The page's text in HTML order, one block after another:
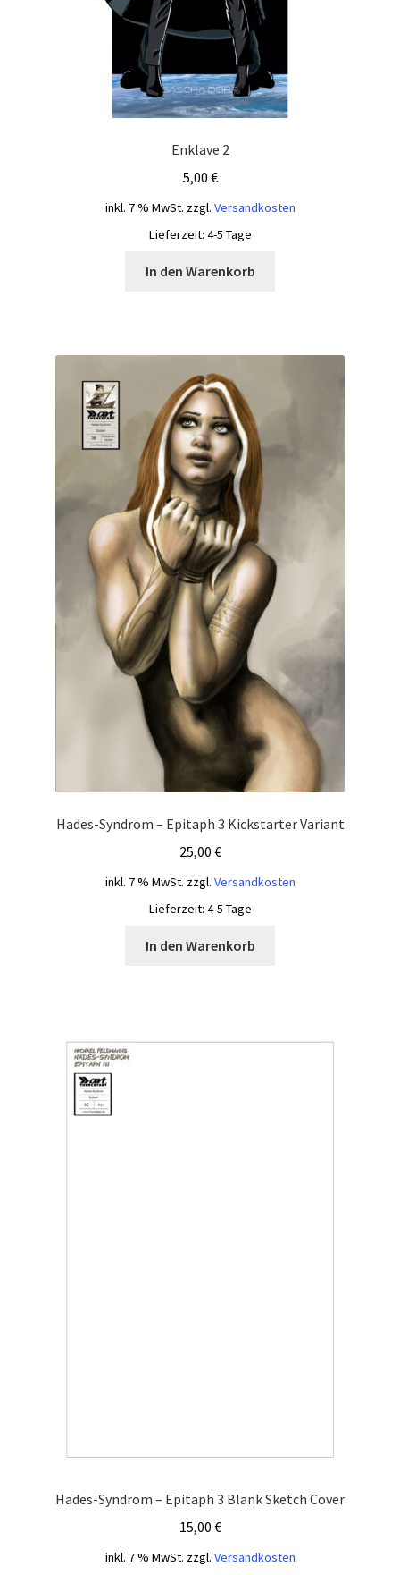
Enklave 2
5,00 €
inkl. 7 % MwSt. zzgl. Versandkosten
Lieferzeit: 4-5 Tage
In den Warenkorb
Hades-Syndrom – Epitaph 3 Kickstarter Variant
25,00 €
inkl. 7 % MwSt. zzgl. Versandkosten
Lieferzeit: 4-5 Tage
In den Warenkorb
Hades-Syndrom – Epitaph 3 Blank Sketch Cover
15,00 €
inkl. 7 % MwSt. zzgl. Versandkosten